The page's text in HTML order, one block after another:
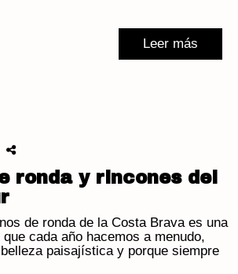
Leer más
ronda y rincones del
de ronda de la Costa Brava es una
cada año hacemos a menudo,
paisajística y porque siempre